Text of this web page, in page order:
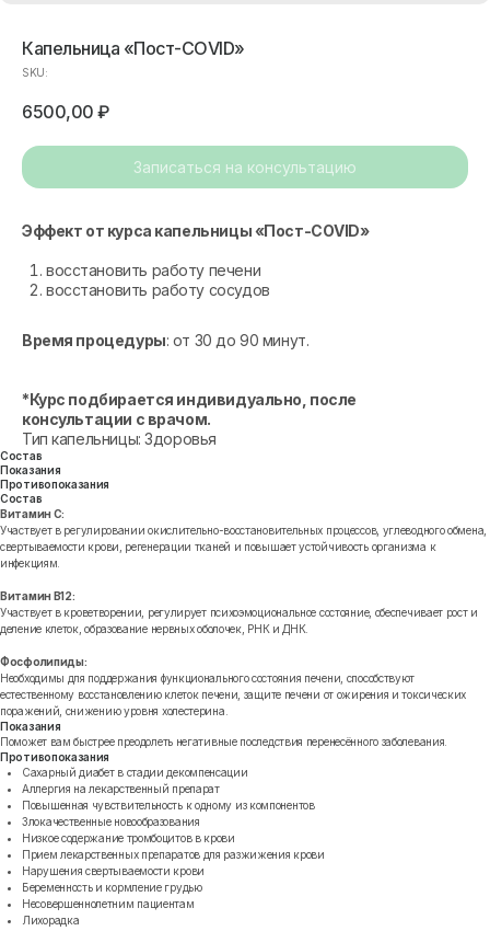
Капельница «Пост-CОVID»
SKU:
6500,00 ₽
Записаться на консультацию
Эффект от курса капельницы «Пост-CОVID»
восстановить работу печени
восстановить работу сосудов
Время процедуры: от 30 до 90 минут.
*Курс подбирается индивидуально, после
консультации с врачом.
Тип капельницы: Здоровья
Состав
Показания
Противопоказания
Состав
Витамин С:
Участвует в регулировании окислительно-восстановительных процессов, углеводного обмена,
свертываемости крови, регенерации тканей и повышает устойчивость организма к
инфекциям.
Витамин В12:
Участвует в кроветворении, регулирует психоэмоциональное состояние, обеспечивает рост и
деление клеток, образование нервных оболочек, РНК и ДНК.
Фосфолипиды:
Необходимы для поддержания функционального состояния печени, способствуют
естественному восстановлению клеток печени, защите печени от ожирения и токсических
поражений, снижению уровня холестерина.
Показания
Поможет вам быстрее преодолеть негативные последствия перенесённого заболевания.
Противопоказания
Сахарный диабет в стадии декомпенсации
Аллергия на лекарственный препарат
Повышенная чувствительность к одному из компонентов
Злокачественные новообразования
Низкое содержание тромбоцитов в крови
Прием лекарственных препаратов для разжижения крови
Нарушения свертываемости крови
Беременность и кормление грудью
Несовершеннолетним пациентам
Лихорадка